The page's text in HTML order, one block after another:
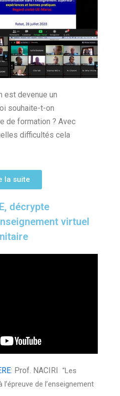
est devenue un
souhaite-t-on
de formation ? Avec
difficultés cela
la suite
décrypte
virtuel
: Prof. NACIRI
“Les
de l’enseignement